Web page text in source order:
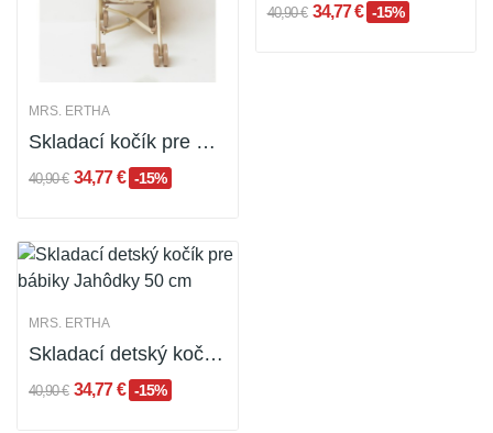
MRS. ERTHA
Skladací kočík pre bábiky - kočík pre deti na...
40,90 € 34,77 € -15%
40,90 € 34,77 € -15%
MRS. ERTHA
Skladací detský kočík pre bábiky Jahôdky 50 cm
40,90 € 34,77 € -15%